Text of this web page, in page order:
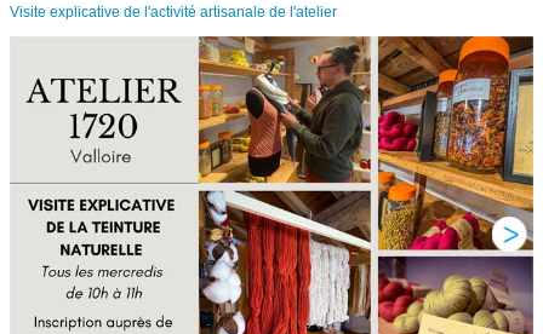
Visite explicative de l'activité artisanale de l'atelier